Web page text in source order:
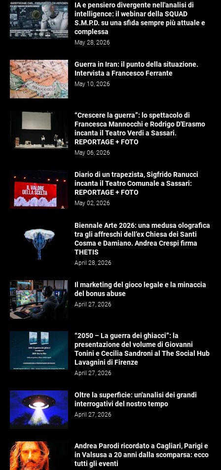
IA e pensiero divergente nell'analisi di
intelligence: il webinar della SQUAD
S.M.P.D. su una sfida sempre più attuale e
complessa
May 28, 2026
Guerra in Iran: il punto della situazione.
Intervista a Francesco Ferrante
May 10, 2026
“Crescere la guerra”: lo spettacolo di
Francesca Mannocchi e Rodrigo D'Erasmo
incanta il Teatro Verdi a Sassari.
REPORTAGE + FOTO
May 06, 2026
Diario di un trapezista, Sigfrido Ranucci
incanta il Teatro Comunale a Sassari:
REPORTAGE + FOTO
May 02, 2026
Biennale Arte 2026: una medusa olografica
tra gli affreschi dell’ex Chiesa dei Santi
Cosma e Damiano. Andrea Crespi firma
THETIS
April 28, 2026
Il marketing del gioco legale e la minaccia
del bonus abuse
April 27, 2026
“2050 – La guerra dei ghiacci”: la
presentazione del volume di Giovanni
Tonini e Cecilia Sandroni al The Social Hub
Lavagnini di Firenze
April 27, 2026
Oltre la superficie: un'analisi dei grandi
interrogativi del nostro tempo
April 27, 2026
Andrea Parodi ricordato a Cagliari, Parigi e
in Valsusa a 20 anni dalla scomparsa: ecco
tutti gli eventi